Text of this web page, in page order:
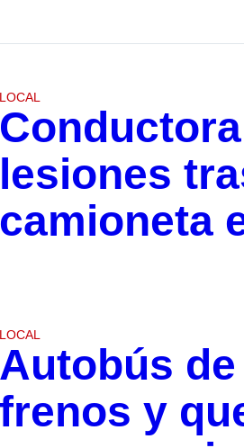
LOCAL
lesiones
camioneta
LOCAL
Autobús
frenos y